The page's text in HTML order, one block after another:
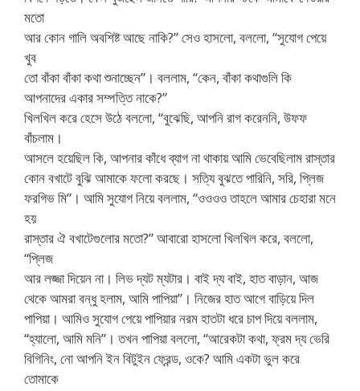
মতো
আর কোন গালি অবশিষ্ট আছে নাকি?” সেও হাসলো, বললো, “সুযোগ পেয়ে
খুব
তো বাঁকা বাঁকা কথা শুনাচ্ছেন”। বললাম, “কেন, বাঁকা কথাগুলি কি
আপনাদের একার সম্পত্তি নাকে?”
খিলখিল করে হেসে উঠে বললো, “বুঝেছি, আপনি রাগ করেননি, উফফ
বাঁচলাম।
আসলে হয়েছিল কি, আপনার কাঁধে ব্যাগ না থাকায় আমি ভেবেছিলাম রাস্তার
কোন বখাটে বুঝি আমাকে ফলো করছে। সত্যি বুঝতে পারিনি, সরি, প্লিজ
ফরগিভ মি”। আমি সুযোগ নিয়ে বললাম, “ওওওও তাহলে আমার চেহারা মনে
হয়
রাস্তার ঐ বখাটেগুলোর মতো?” আবারো হাসলো খিলখিল করে, বললো,
“প্লিজ
আর লজ্জা দিয়েন না। লিভ দ্যট ম্যটার। বাই দ্য বাই, হাত বাড়ান, আজ
থেকে আমরা বন্ধু হলাম, আমি পাপিয়া”। নিজের হাত আগে বাড়িয়ে দিল
পাপিয়া। আমিও সুযোগ পেয়ে পাপিয়ার নরম হাতটা ধরে চাপ দিয়ে বললাম,
“হ্যালো, আমি মনি”। তখন পাপিয়া বললো, “আরেকটা কথা, ফ্রম দ্য ভেরি
বিগিনিং, নো আপনি ইন বিটুইন ফ্রেন্ড, ওকে? আমি একটা ভুল করে
তোমাকে